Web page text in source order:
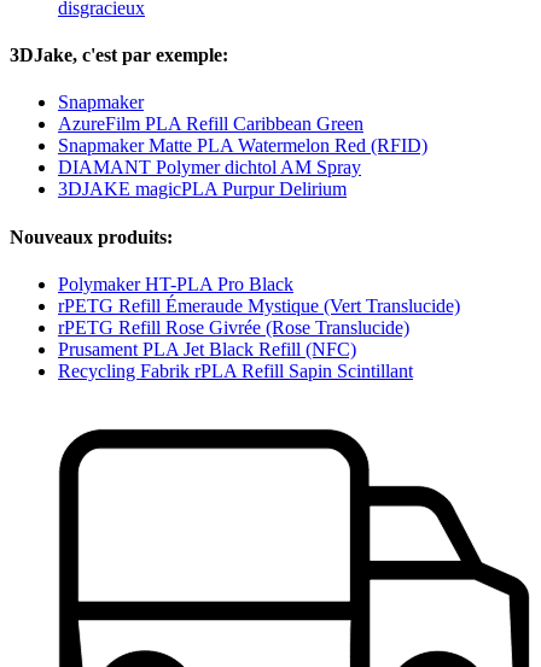
disgracieux
3DJake, c'est par exemple:
Snapmaker
AzureFilm PLA Refill Caribbean Green
Snapmaker Matte PLA Watermelon Red (RFID)
DIAMANT Polymer dichtol AM Spray
3DJAKE magicPLA Purpur Delirium
Nouveaux produits:
Polymaker HT-PLA Pro Black
rPETG Refill Émeraude Mystique (Vert Translucide)
rPETG Refill Rose Givrée (Rose Translucide)
Prusament PLA Jet Black Refill (NFC)
Recycling Fabrik rPLA Refill Sapin Scintillant